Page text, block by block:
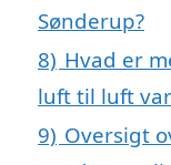
Sønderup?
8) Hvad er
luft til luft
9) Oversigt